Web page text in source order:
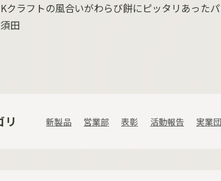
Kクラフトの風合いがわらび餅にピッタリあったパ
須田
リ 新製品 営業部 表彰 活動報告 実業団